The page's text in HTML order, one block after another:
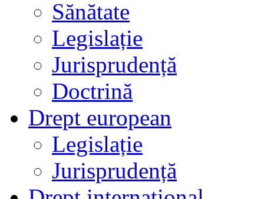
Sănătate
Legislație
Jurisprudență
Doctrină
Drept european
Legislație
Jurisprudență